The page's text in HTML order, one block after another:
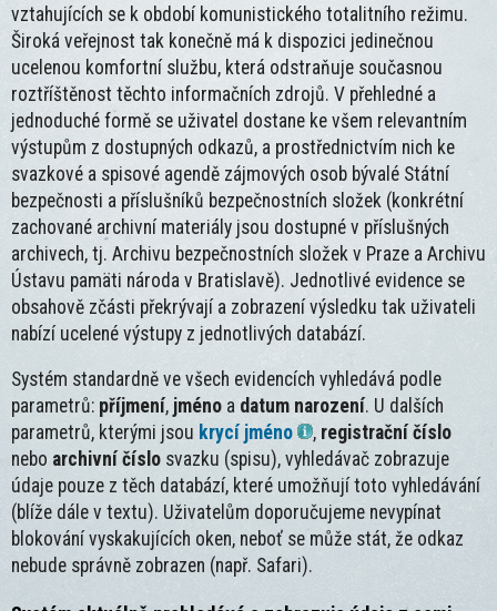
vztahujících se k období komunistického totalitního režimu.
Široká veřejnost tak konečně má k dispozici jedinečnou
ucelenou komfortní službu, která odstraňuje současnou
roztříštěnost těchto informačních zdrojů. V přehledné a
jednoduché formě se uživatel dostane ke všem relevantním
výstupům z dostupných odkazů, a prostřednictvím nich ke
svazkové a spisové agendě zájmových osob bývalé Státní
bezpečnosti a příslušníků bezpečnostních složek (konkrétní
zachované archivní materiály jsou dostupné v příslušných
archivech, tj. Archivu bezpečnostních složek v Praze a Archivu
Ústavu pamäti národa v Bratislavě). Jednotlivé evidence se
obsahově zčásti překrývají a zobrazení výsledku tak uživateli
nabízí ucelené výstupy z jednotlivých databází.
Systém standardně ve všech evidencích vyhledává podle
parametrů: příjmení, jméno a datum narození. U dalších
parametrů, kterými jsou krycí jméno , registrační číslo
nebo archivní číslo svazku (spisu), vyhledávač zobrazuje
údaje pouze z těch databází, které umožňují toto vyhledávání
(blíže dále v textu). Uživatelům doporučujeme nevypínat
blokování vyskakujících oken, neboť se může stát, že odkaz
nebude správně zobrazen (např. Safari).